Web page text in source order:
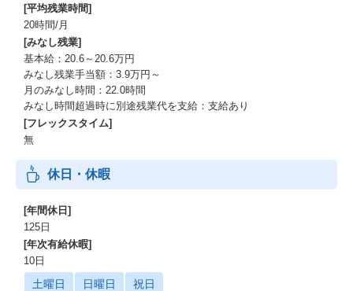
[平均残業時間]
20時間/月
[みなし残業]
基本給：20.6～20.6万円
みなし残業手当額：3.9万円～
月のみなし時間：22.0時間
みなし時間超過時に別途残業代を支給：支給あり
[フレックスタイム]
無
休日・休暇
[年間休日]
125日
[年次有給休暇]
10日
土曜日 日曜日 祝日